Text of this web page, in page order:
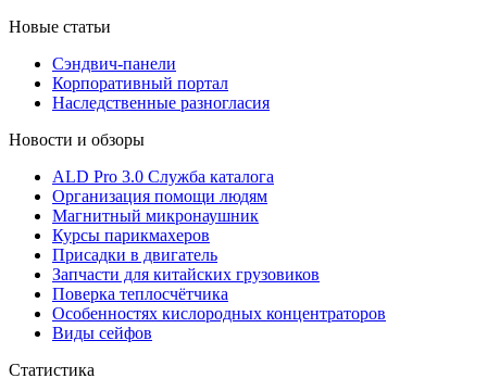
Новые статьи
Сэндвич-панели
Корпоративный портал
Наследственные разногласия
Новости и обзоры
ALD Pro 3.0 Служба каталога
Организация помощи людям
Магнитный микронаушник
Курсы парикмахеров
Присадки в двигатель
Запчасти для китайских грузовиков
Поверка теплосчётчика
Особенностях кислородных концентраторов
Виды сейфов
Статистика